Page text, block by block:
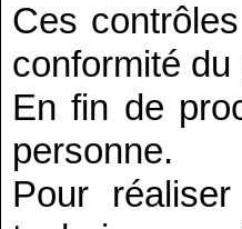
Ces
conformité
En fin de
personne.
Pour